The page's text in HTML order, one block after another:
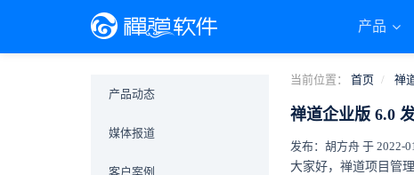
产品
当前位置： 首页 禅
禅道企业版 6.0
发布：胡方舟 于 2022-
大家好，禅道项目管
产品动态
媒体报道
客户案例